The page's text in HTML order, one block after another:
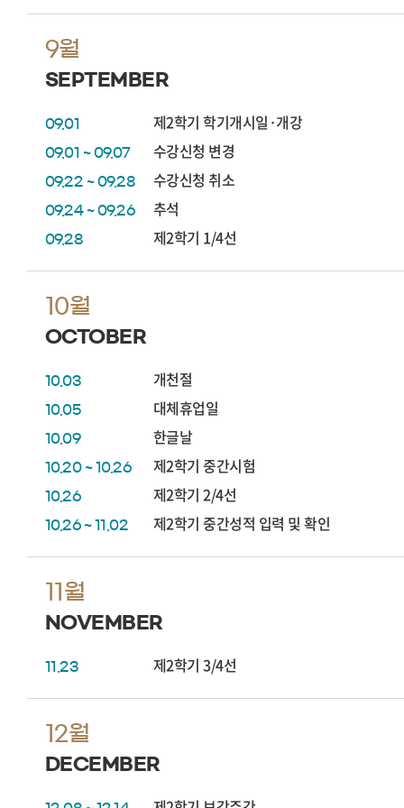
9월
SEPTEMBER
09.01 제2학기 학기개시일·개강
09.01 ~ 09.07 수강신청 변경
09.22 ~ 09.28 수강신청 취소
09.24 ~ 09.26 추석
09.28 제2학기 1/4선
10월
OCTOBER
10.03 개천절
10.05 대체휴업일
10.09 한글날
10.20 ~ 10.26 제2학기 중간시험
10.26 제2학기 2/4선
10.26 ~ 11.02 제2학기 중간성적 입력 및 확인
11월
NOVEMBER
11.23 제2학기 3/4선
12월
DECEMBER